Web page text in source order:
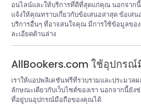
อนไลน์และให้บริการที่ดีที่สุดแก่คุณ นอกจาก
แจ้งให้คุณทราบเกี่ยวกับข้อเสนอล่าสุด ข้อเส
บริการอื่นๆ ที่อาจสนใจคุณ มีการใช้ข้อมูลขอ
ละเอียดด้านล่าง
AllBookers.com ใช้อุปกรณ์
เราให้แอปพลิเคชันฟรีที่รวบรวมและประมว
ลักษณะเดียวกับเว็บไซต์ของเรา นอกจากนี้ยั
ที่อยู่บนอุปกรณ์มือถือของคุณได้